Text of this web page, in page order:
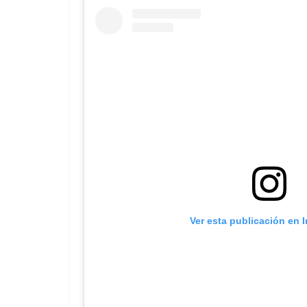
Ver esta publicación en